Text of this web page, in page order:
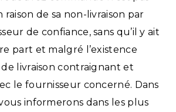
raison de sa non-livraison par
de confiance, sans qu’il y ait
part et malgré l’existence
livraison contraignant et
le fournisseur concerné. Dans
informerons dans les plus